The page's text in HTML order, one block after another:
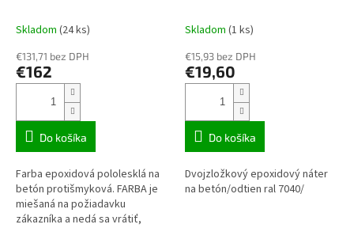
set
Skladom (24 ks)
€131,71 bez DPH
€162
Do košíka
Farba epoxidová pololesklá na
betón protišmyková. FARBA je
miešaná na požiadavku
zákazníka a nedá sa vrátiť,
šedá PX200
Skladom (1 ks)
€15,93 bez DPH
€19,60
Do košíka
Dvojzložkový epoxidový náter
na betón/odtien ral 7040/